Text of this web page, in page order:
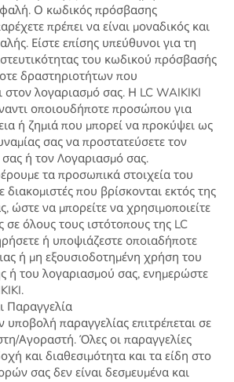
Ο κωδικός πρόσβασης
πρέπει να είναι μοναδικός και
Είστε επίσης υπεύθυνοι για τη
του κωδικού πρόσβασής
δραστηριοτήτων που
στον λογαριασμό σας. Η LC WAIKIKI
οποιουδήποτε προσώπου για
ή ζημιά που μπορεί να προκύψει ως
σας να προστατεύσετε τον
ή τον Λογαριασμό σας.
τα προσωπικά στοιχεία του
που βρίσκονται εκτός της
ώστε να μπορείτε να χρησιμοποιείτε
όλους τους ιστότοπους της LC
ή υποψιάζεστε οποιαδήποτε
ή μη εξουσιοδοτημένη χρήση του
ή του λογαριασμού σας, ενημερώστε
Παραγγελία
παραγγελίας επιτρέπεται σε
Αγοραστή. Όλες οι παραγγελίες
και διαθεσιμότητα και τα είδη στο
σας δεν είναι δεσμευμένα και